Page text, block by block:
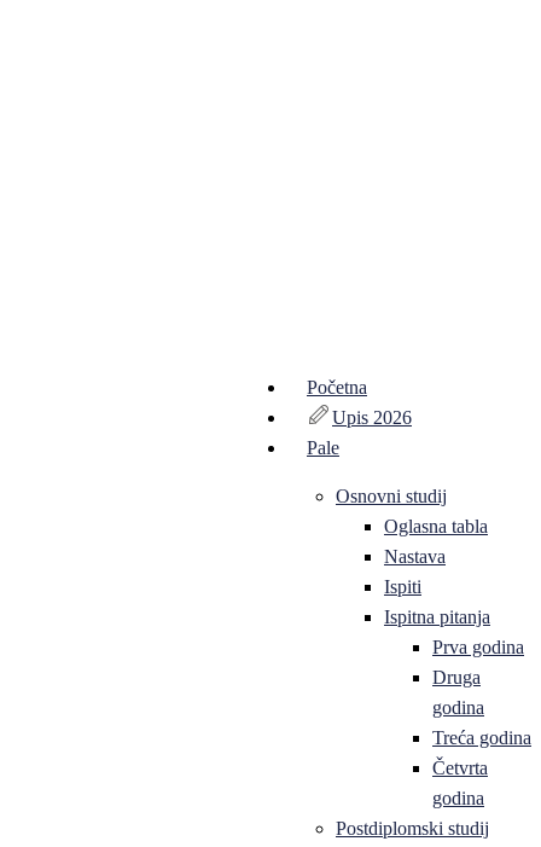
Početna
Upis 2026
Pale
Osnovni studij
Oglasna tabla
Nastava
Ispiti
Ispitna pitanja
Prva godina
Druga
godina
Treća godina
Četvrta
godina
Postdiplomski studij